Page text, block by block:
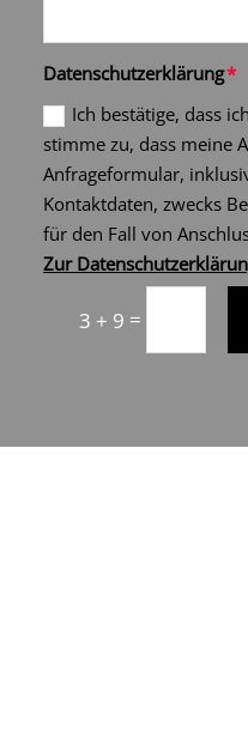
Datenschutzerklärung
Ich bestätige, dass
stimme zu, dass meine
Anfrageformular,
Kontaktdaten, zwecks
für den Fall von
Zur
3 + 9 =